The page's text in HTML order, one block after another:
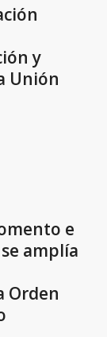
y
Unión
e
amplía
Orden